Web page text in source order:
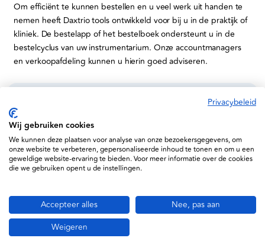
Om efficiënt te kunnen bestellen en u veel werk uit handen te
nemen heeft Daxtrio tools ontwikkeld voor bij u in de praktijk of
kliniek. De bestelapp of het bestelboek ondersteunt u in de
bestelcyclus van uw instrumentarium. Onze accountmanagers
en verkoopafdeling kunnen u hierin goed adviseren.
Service
Support
Daxtrio B.V. © 2026
Algemene voorwaarden
Privacy policy en cookiebeleid
Privacybeleid
Wij gebruiken cookies
We kunnen deze plaatsen voor analyse van onze bezoekersgegevens, om
onze website te verbeteren, gepersonaliseerde inhoud te tonen en om u een
geweldige website-ervaring te bieden. Voor meer informatie over de cookies
die we gebruiken opent u de instellingen.
Accepteer alles
Nee, pas aan
Weigeren